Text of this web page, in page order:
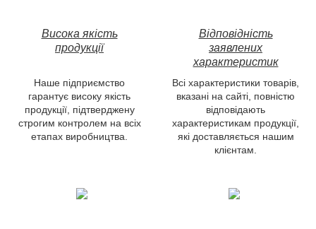
Висока якість
продукції
Відповідність
заявлених
характеристик
Наше підприємство
гарантує високу якість
продукції, підтверджену
строгим контролем на всіх
етапах виробництва.
Всі характеристики товарів,
вказані на сайті, повністю
відповідають
характеристикам продукції,
які доставляється нашим
клієнтам.